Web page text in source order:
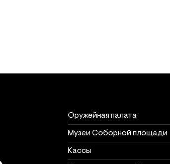
Часы работы объектов музея
Объект Часы работы
Оружейная палата
Музеи Соборной площади
Кассы